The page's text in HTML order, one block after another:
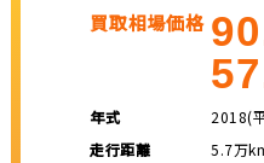
買取相場価格
年式
2018(
走行距離
5.7万